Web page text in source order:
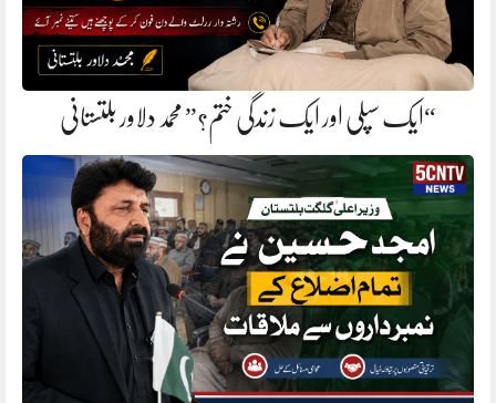
“ایک سپلی اور ایک زندگی ختم؟” محمد دلاور بلتستانی